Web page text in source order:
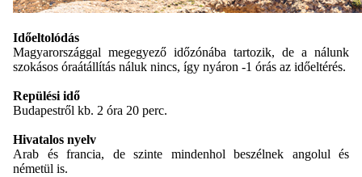
Időeltolódás
Magyarországgal megegyező időzónába tartozik, de a nálunk
szokásos óraátállítás náluk nincs, így nyáron -1 órás az időeltérés.
Repülési idő
Budapestről kb. 2 óra 20 perc.
Hivatalos nyelv
Arab és francia, de szinte mindenhol beszélnek angolul és
németül is.